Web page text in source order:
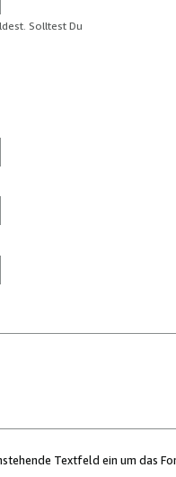
Solltest Du
Textfeld ein um das